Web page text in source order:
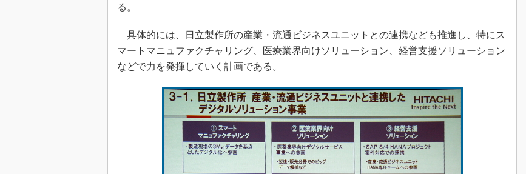
る。
具体的には、日立製作所の産業・流通ビジネスユニットとの連携なども推進し、特にス
マートマニュファクチャリング、医療業界向けソリューション、経営支援ソリューション
などで力を発揮していく計画である。